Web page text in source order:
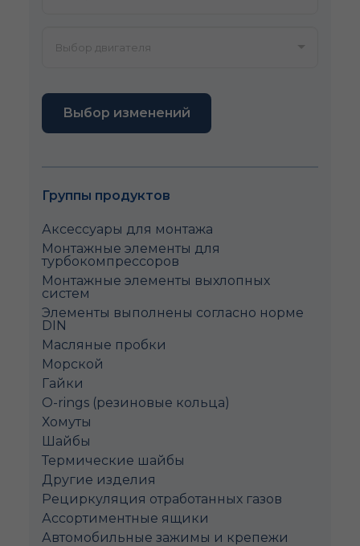
Выбор изменений
Группы продуктов
Аксессуары для монтажа
Монтажные элементы для
турбокомпрессоров
Монтажные элементы выхлопных
систем
Элементы выполнены согласно норме
DIN
Масляные пробки
Морской
Гайки
O-rings (резиновые кольца)
Хомуты
Шайбы
Термические шайбы
Другие изделия
Рециркуляция отработанных газов
Ассортиментные ящики
Автомобильные зажимы и крепежи